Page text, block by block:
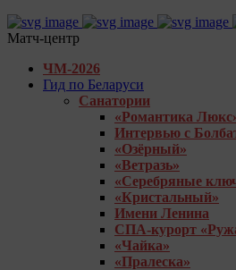
Матч-центр
ЧМ-2026
Гид по Беларуси
Санатории
«Романтика
Интервью с
«Озёрный»
«Ветразь»
«Серебряные
«Кристальный»
Имени Ленина
СПА-курорт
«Чайка»
«Пралеска»